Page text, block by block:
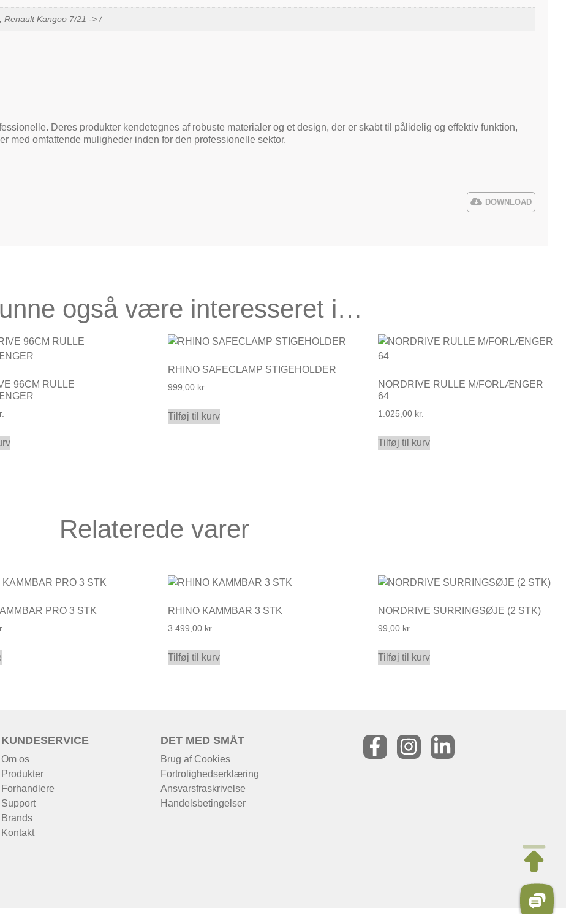
Renault Kangoo 7/21 -> /
Deres produkter kendetegnes af robuste materialer og et design, der er skabt til pålidelig og effektiv funktion,
med omfattende muligheder inden for den professionelle sektor.
DOWNLOAD
også være interesseret i…
96CM RULLE
RHINO SAFECLAMP STIGEHOLDER
999,00 kr.
Tilføj til kurv
NORDRIVE RULLE M/FORLÆNGER
64
1.025,00 kr.
Tilføj til kurv
Relaterede varer
PRO 3 STK RHINO KAMMBAR 3 STK
3.499,00 kr.
Tilføj til kurv
NORDRIVE SURRINGSØJE (2 STK)
99,00 kr.
Tilføj til kurv
KUNDESERVICE
Om os
Produkter
Forhandlere
Support
Brands
Kontakt
DET MED SMÅT
Brug af Cookies
Fortrolighedserklæring
Ansvarsfraskrivelse
Handelsbetingelser